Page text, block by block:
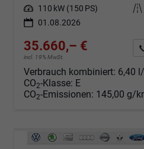
Leistung 110 kW (150 PS) Kilometerstand
01.08.2026
35.660,– €
incl. 19% MwSt.
Verbrauch kombiniert: 6,40
CO2-Klasse: E
CO2-Emissionen: 145,00 g/